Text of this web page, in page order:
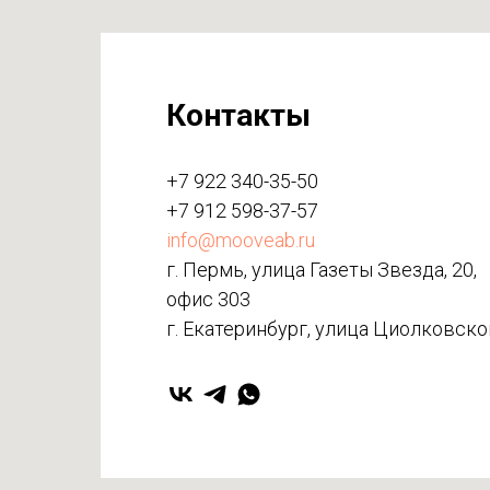
Контакты
+7 922 340-35-50
+7 912 598-37-57
info@mooveab.ru
г. Пермь, улица Газеты Звезда, 20,
офис 303
г. Екатеринбург, улица